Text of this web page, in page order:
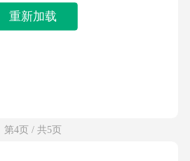
重新加载
第4页 / 共5页